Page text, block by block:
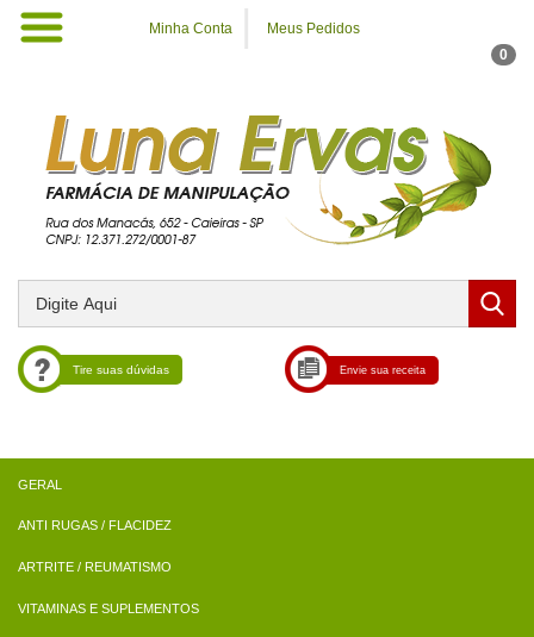
Minha Conta
Meus Pedidos
0
Tire suas dúvidas Envie sua receita
ANTI RUGAS / FLACIDEZ
ARTRITE / REUMATISMO
VITAMINAS E SUPLEMENTOS